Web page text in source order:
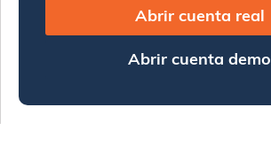
Abrir cuenta real
Abrir cuenta demo